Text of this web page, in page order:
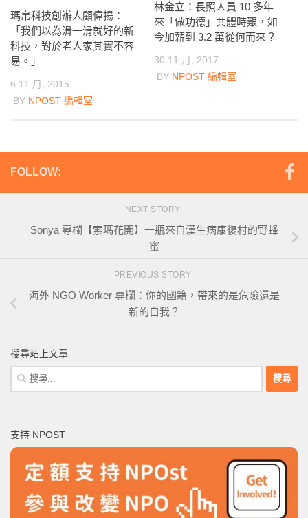
瑪帛科技創辦人顧偉揚：
「我們以為滑一滑就好的新
科技，對於老人家其實不容
易。」
6 11 月, 2015
BY NPOST 編輯室
林金立：長照人員 10 多年
來「做功德」共體時艱，如
今加薪到 3.2 萬從何而來？
30 11 月, 2017
BY NPOST 編輯室
FOLLOW:
NEXT STORY
Sonya 專欄【索瑪花開】一瓶來自漢生病康復村的野蜂
蜜
PREVIOUS STORY
海外 NGO Worker 專欄：你的國籍，帶來的是危險還是
新的自我？
搜尋站上文章
搜
尋
字:
支持 NPOST